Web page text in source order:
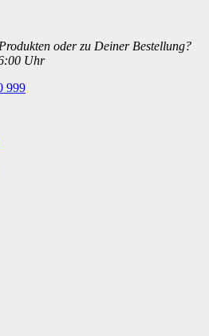
oder zu Deiner Bestellung?
Uhr
999